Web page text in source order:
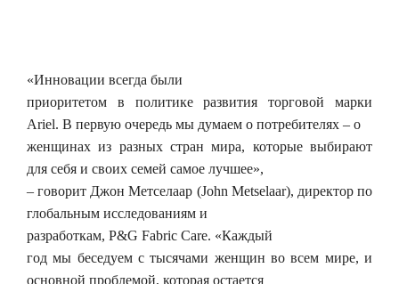
«Инновации всегда были
приоритетом в политике развития торговой марки
Ariel. В первую очередь мы думаем о потребителях – о
женщинах из разных стран мира, которые выбирают
для себя и своих семей самое лучшее»,
– говорит Джон Метселаар (John Metselaar), директор по
глобальным исследованиям и
разработкам, P&G Fabric Care. «Каждый
год мы беседуем с тысячами женщин во всем мире, и
основной проблемой, которая остается